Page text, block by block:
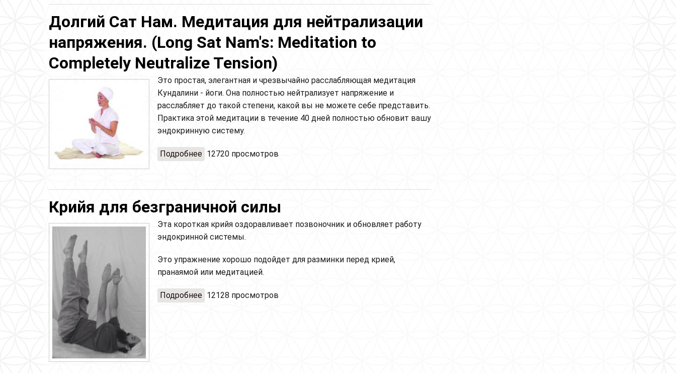
Долгий Сат Нам. Медитация для нейтрализации
напряжения. (Long Sat Nam's: Meditation to
Completely Neutralize Tension)
Это простая, элегантная и чрезвычайно расслабляющая медитация
Кундалини - йоги. Она полностью нейтрализует напряжение и
расслабляет до такой степени, какой вы не можете себе представить.
Практика этой медитации в течение 40 дней полностью обновит вашу
эндокринную систему.
Подробнее о Долгий Сат Нам. Медитация для нейтрализации
напряжения. (Long Sat Nam's: Meditation to Completely
12720 просмотров
Крийя для безграничной силы
Эта короткая крийя оздоравливает позвоночник и обновляет работу
эндокринной системы.
Это упражнение хорошо подойдет для разминки перед крией,
пранаямой или медитацией.
Подробнее о Крийя для безграничной силы
12128 просмотров